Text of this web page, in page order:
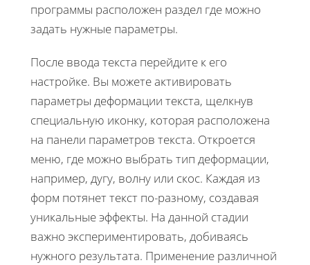
программы расположен раздел где можно
задать нужные параметры.
После ввода текста перейдите к его
настройке. Вы можете активировать
параметры деформации текста, щелкнув
специальную иконку, которая расположена
на панели параметров текста. Откроется
меню, где можно выбрать тип деформации,
например, дугу, волну или скос. Каждая из
форм потянет текст по-разному, создавая
уникальные эффекты. На данной стадии
важно экспериментировать, добиваясь
нужного результата. Применение различной